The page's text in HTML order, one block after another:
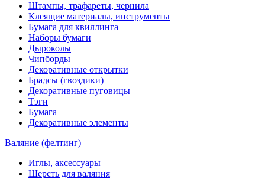
Штампы, трафареты, чернила
Клеящие материалы, инструменты
Бумага для квиллинга
Наборы бумаги
Дыроколы
Чипборды
Декоративные открытки
Брадсы (гвоздики)
Декоративные пуговицы
Тэги
Бумага
Декоративные элементы
Валяние (фелтинг)
Иглы, аксессуары
Шерсть для валяния